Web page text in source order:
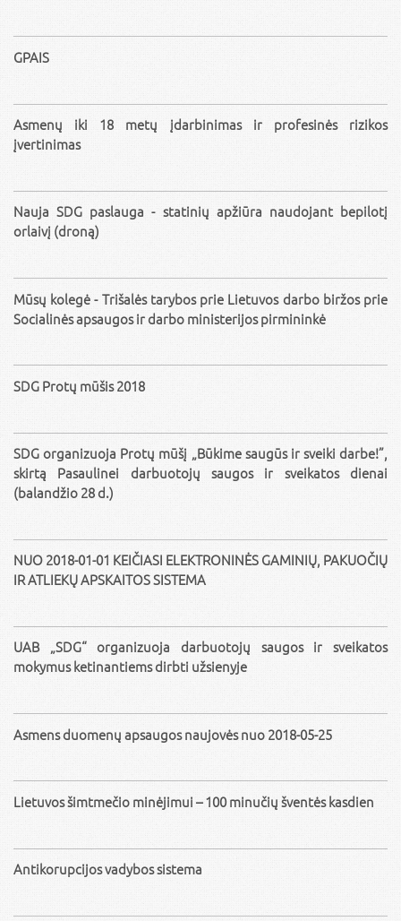
GPAIS
Asmenų iki 18 metų įdarbinimas ir profesinės rizikos
įvertinimas
Nauja SDG paslauga - statinių apžiūra naudojant bepilotį
orlaivį (droną)
Mūsų kolegė - Trišalės tarybos prie Lietuvos darbo biržos prie
Socialinės apsaugos ir darbo ministerijos pirmininkė
SDG Protų mūšis 2018
SDG organizuoja Protų mūšį „Būkime saugūs ir sveiki darbe!”,
skirtą Pasaulinei darbuotojų saugos ir sveikatos dienai
(balandžio 28 d.)
NUO 2018-01-01 KEIČIASI ELEKTRONINĖS GAMINIŲ, PAKUOČIŲ
IR ATLIEKŲ APSKAITOS SISTEMA
UAB „SDG“ organizuoja darbuotojų saugos ir sveikatos
mokymus ketinantiems dirbti užsienyje
Asmens duomenų apsaugos naujovės nuo 2018-05-25
Lietuvos šimtmečio minėjimui – 100 minučių šventės kasdien
Antikorupcijos vadybos sistema